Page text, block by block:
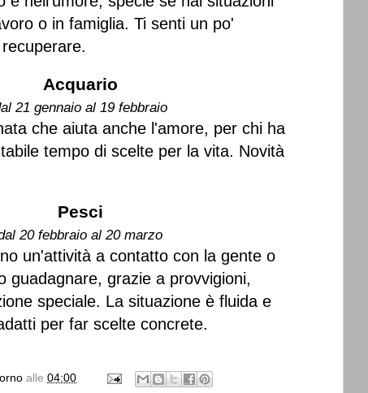
o in famiglia. Ti senti un po'
Acquario
21 gennaio al 19 febbraio
che aiuta anche l'amore, per chi ha
tempo di scelte per la vita. Novità
Pesci
20 febbraio al 20 marzo
un'attività a contatto con la gente o
guadagnare, grazie a provvigioni,
speciale. La situazione è fluida e
per far scelte concrete.
alle 04:00